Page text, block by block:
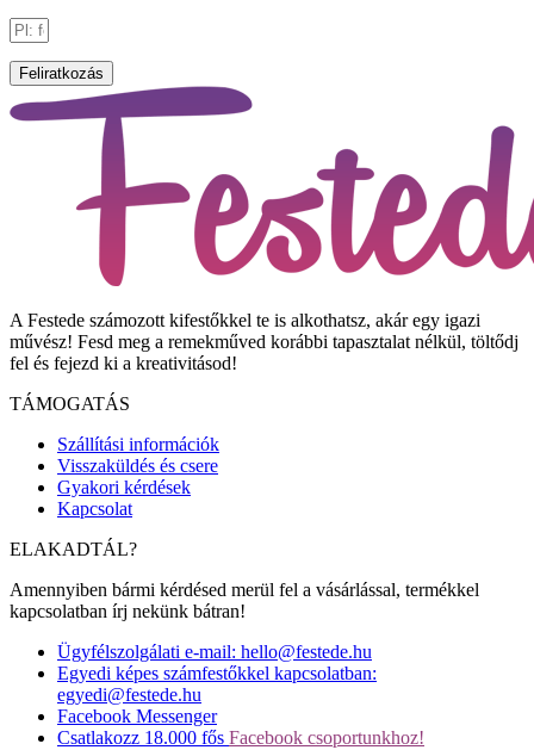
Feliratkozás
A Festede számozott kifestőkkel te is alkothatsz, akár egy igazi
művész! Fesd meg a remekműved korábbi tapasztalat nélkül, töltődj
fel és fejezd ki a kreativitásod!
TÁMOGATÁS
Szállítási információk
Visszaküldés és csere
Gyakori kérdések
Kapcsolat
ELAKADTÁL?
Amennyiben bármi kérdésed merül fel a vásárlással, termékkel
kapcsolatban írj nekünk bátran!
Ügyfélszolgálati e-mail: hello@festede.hu
Egyedi képes számfestőkkel kapcsolatban:
egyedi@festede.hu
Facebook Messenger
Csatlakozz 18.000 fős Facebook csoportunkhoz!